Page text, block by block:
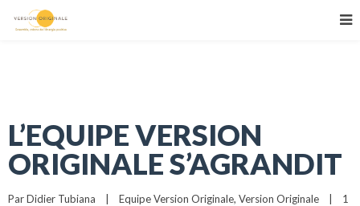
L’EQUIPE VERSION
ORIGINALE S’AGRANDIT
Par Didier Tubiana Equipe Version Originale, Version Originale
1